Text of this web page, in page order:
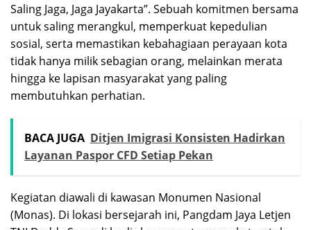
Saling Jaga, Jaga Jayakarta”. Sebuah komitmen bersama
untuk saling merangkul, memperkuat kepedulian
sosial, serta memastikan kebahagiaan perayaan kota
tidak hanya milik sebagian orang, melainkan merata
hingga ke lapisan masyarakat yang paling
membutuhkan perhatian.
BACA JUGA Ditjen Imigrasi Konsisten Hadirkan
Layanan Paspor CFD Setiap Pekan
Kegiatan diawali di kawasan Monumen Nasional
(Monas). Di lokasi bersejarah ini, Pangdam Jaya Letjen